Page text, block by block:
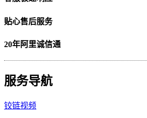
贴心售后服务
20年阿里诚信通
服务导航
铰链视频